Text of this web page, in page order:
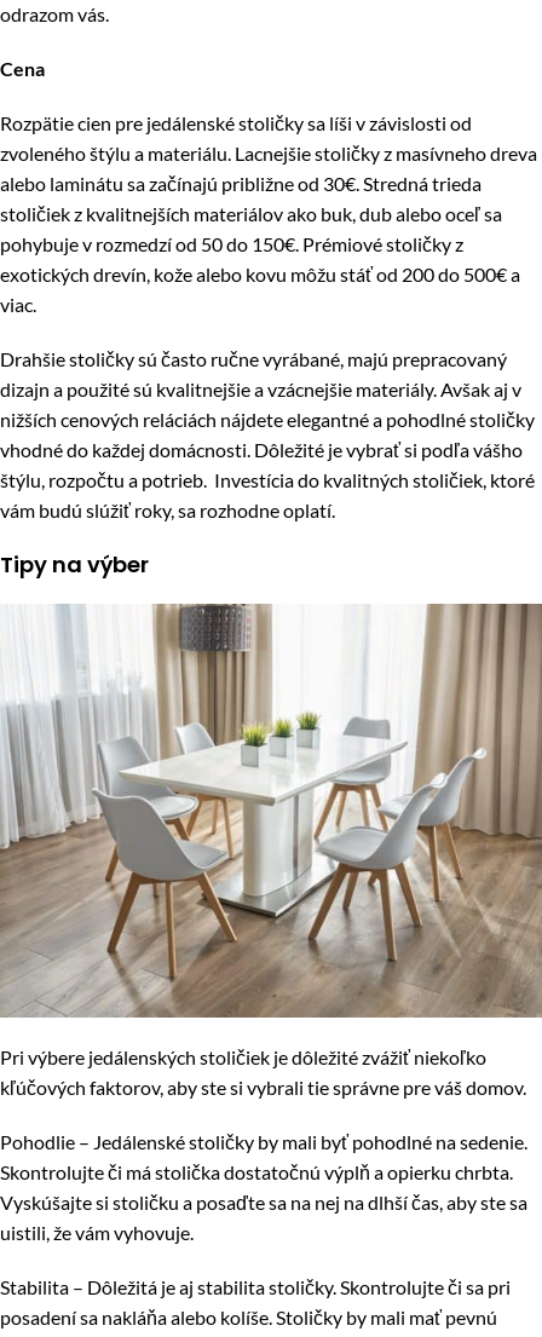
odrazom vás.
Cena
Rozpätie cien pre jedálenské stoličky sa líši v závislosti od
zvoleného štýlu a materiálu. Lacnejšie stoličky z masívneho dreva
alebo laminátu sa začínajú približne od 30€. Stredná trieda
stoličiek z kvalitnejších materiálov ako buk, dub alebo oceľ sa
pohybuje v rozmedzí od 50 do 150€. Prémiové stoličky z
exotických drevín, kože alebo kovu môžu stáť od 200 do 500€ a
viac.
Drahšie stoličky sú často ručne vyrábané, majú prepracovaný
dizajn a použité sú kvalitnejšie a vzácnejšie materiály. Avšak aj v
nižších cenových reláciách nájdete elegantné a pohodlné stoličky
vhodné do každej domácnosti. Dôležité je vybrať si podľa vášho
štýlu, rozpočtu a potrieb. Investícia do kvalitných stoličiek, ktoré
vám budú slúžiť roky, sa rozhodne oplatí.
Tipy na výber
Pri výbere jedálenských stoličiek je dôležité zvážiť niekoľko
kľúčových faktorov, aby ste si vybrali tie správne pre váš domov.
Pohodlie – Jedálenské stoličky by mali byť pohodlné na sedenie.
Skontrolujte či má stolička dostatočnú výplň a opierku chrbta.
Vyskúšajte si stoličku a posaďte sa na nej na dlhší čas, aby ste sa
uistili, že vám vyhovuje.
Stabilita – Dôležitá je aj stabilita stoličky. Skontrolujte či sa pri
posadení sa nakláňa alebo kolíše. Stoličky by mali mať pevnú